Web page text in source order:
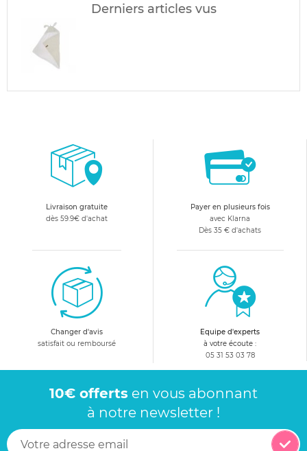
Derniers articles vus
Livraison gratuite
dès 59.9€ d'achat
Payer en plusieurs fois
avec Klarna
Dès 35 € d'achats
Changer d'avis
satisfait ou remboursé
Equipe d'experts
à votre écoute :
05 31 53 03 78
10€ offerts en vous abonnant
à notre newsletter !